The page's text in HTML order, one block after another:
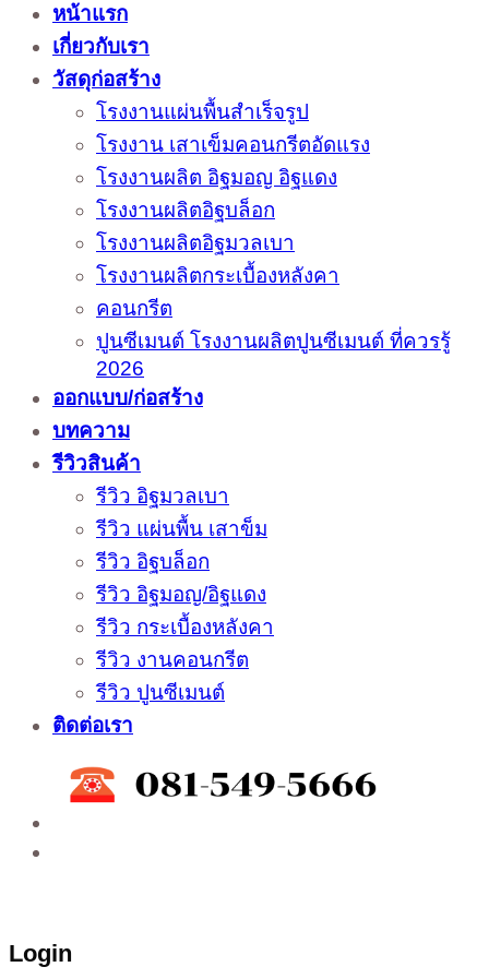
หน้าแรก
เกี่ยวกับเรา
วัสดุก่อสร้าง
โรงงานแผ่นพื้นสำเร็จรูป
โรงงาน เสาเข็มคอนกรีตอัดแรง
โรงงานผลิต อิฐมอญ อิฐแดง
โรงงานผลิตอิฐบล็อก
โรงงานผลิตอิฐมวลเบา
โรงงานผลิตกระเบื้องหลังคา
คอนกรีต
ปูนซีเมนต์ โรงงานผลิตปูนซีเมนต์ ที่ควรรู้
2026
ออกแบบ/ก่อสร้าง
บทความ
รีวิวสินค้า
รีวิว อิฐมวลเบา
รีวิว แผ่นพื้น เสาข็ม
รีวิว อิฐบล็อก
รีวิว อิฐมอญ/อิฐแดง
รีวิว กระเบื้องหลังคา
รีวิว งานคอนกรีต
รีวิว ปูนซีเมนต์
ติดต่อเรา
Login